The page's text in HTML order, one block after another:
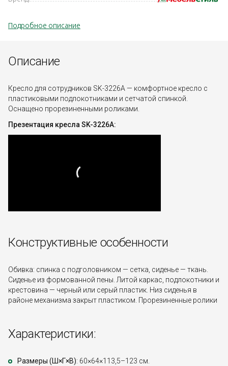
Подробное описание
Описание
Кресло для сотрудников SK-3226A — комфортное кресло с
пластиковыми подлокотниками и сетчатой спинкой.
Оснащено прорезиненными роликами.
Презентация кресла SK-3226A:
Конструктивные особенности
Обивка: спинка с подголовником — сетка, сиденье — ткань.
Сиденье из формованной пены. Литой каркас, подлокотники и
крестовина — черный или серый пластик. Низ сиденья в
районе механизма закрыт пластиком. Прорезиненные ролики
Характеристики:
Размеры (Ш×Г×В): 60×64×113,5–123 см.